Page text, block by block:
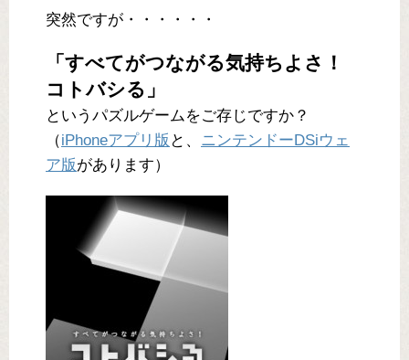
突然ですが・・・・・・
「すべてがつながる気持ちよさ！
コトバシる」
というパズルゲームをご存じですか？
（iPhoneアプリ版 と、 ニンテンドーDSiウェ
ア版があります）